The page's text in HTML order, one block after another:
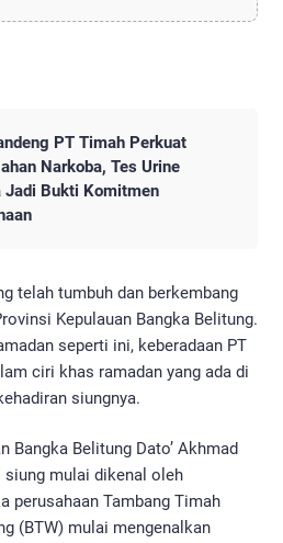
PT Timah Perkuat
Narkoba, Tes Urine
Jadi Bukti Komitmen
telah tumbuh dan berkembang
Kepulauan Bangka Belitung.
seperti ini, keberadaan PT
ciri khas ramadan yang ada di
siungnya.
Bangka Belitung Dato’ Akhmad
siung mulai dikenal oleh
perusahaan Tambang Timah
(BTW) mulai mengenalkan